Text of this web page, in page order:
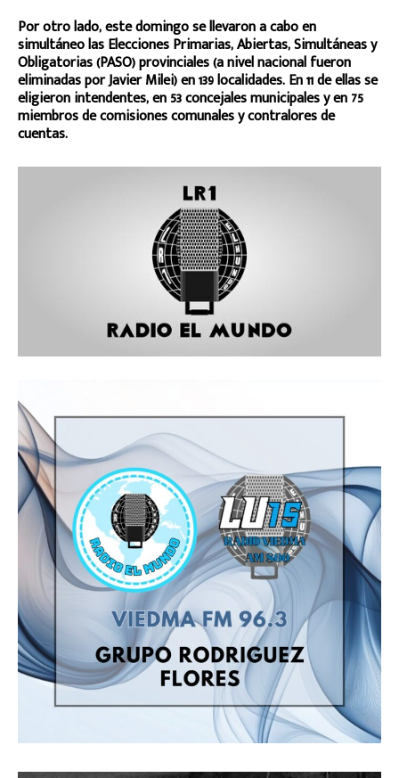
Por otro lado, este domingo se llevaron a cabo en
simultáneo las Elecciones Primarias, Abiertas, Simultáneas y
Obligatorias (PASO) provinciales (a nivel nacional fueron
eliminadas por Javier Milei) en 139 localidades. En 11 de ellas se
eligieron intendentes, en 53 concejales municipales y en 75
miembros de comisiones comunales y contralores de
cuentas.